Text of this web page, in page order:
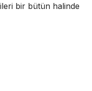
bir bütün halinde